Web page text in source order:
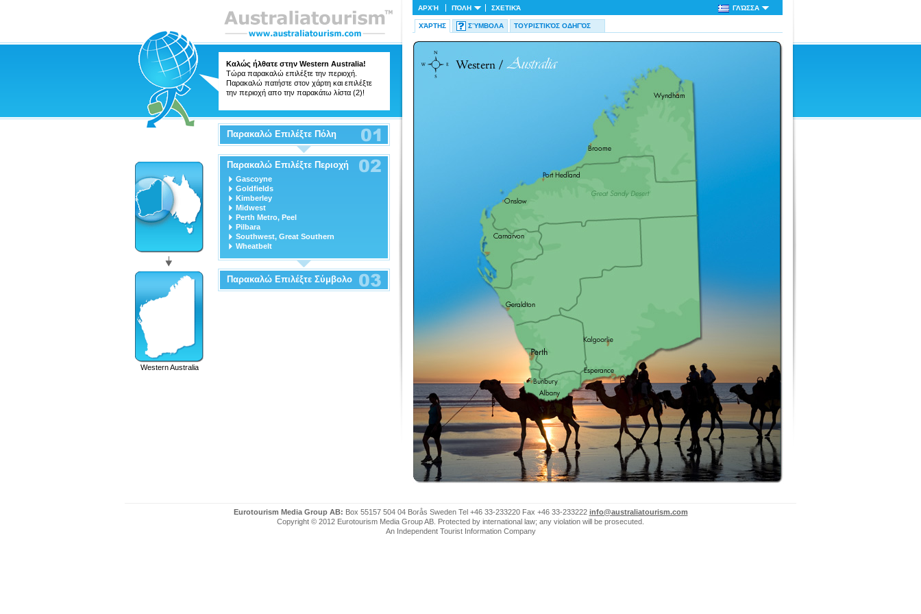
Καλώς ήλθατε στην Western Australia!
Τώρα παρακαλώ επιλέξτε την περιοχή.
Παρακαλώ πατήστε στον χάρτη και επιλέξτε
την περιοχή απο την παρακάτω λίστα (2)!
Western Australia
Παρακαλώ Επιλέξτε Πόλη
Παρακαλώ Επιλέξτε Περιοχή
Gascoyne
Goldfields
Kimberley
Midwest
Perth Metro, Peel
Pilbara
Southwest, Great Southern
Wheatbelt
Παρακαλώ Επιλέξτε Σύμβολο
ΑΡΧΉ ΠΌΛΗ ΣΧΕΤΙΚΆ ΓΛΏΣΣΑ
ΧΆΡΤΗΣ ΣΎΜΒΟΛΑ ΤΟΥΡΙΣΤΙΚΌΣ ΟΔΗΓΌΣ
Eurotourism Media Group AB: Box 55157 504 04 Borås Sweden Tel +46 33-233220 Fax +46 33-233222 info@australiatourism.com
Copyright © 2012 Eurotourism Media Group AB. Protected by international law; any violation will be prosecuted.
An Independent Tourist Information Company